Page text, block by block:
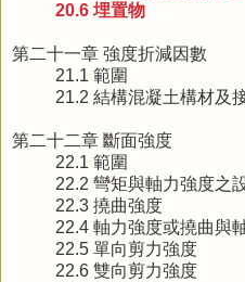
20.6 埋置物
第二十一章 強度折減因數
21.1 範圍
21.2 結構混凝土構材及
第二十二章 斷面強度
22.1 範圍
22.2 彎矩與軸力強度之
22.3 撓曲強度
22.4 軸力強度或撓曲與
22.5 單向剪力強度
22.6 雙向剪力強度